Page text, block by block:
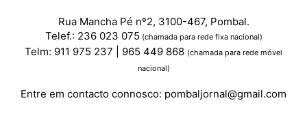
Rua Mancha Pé nº2, 3100-467, Pombal.
Telef.: 236 023 075 (chamada para rede fixa nacional)
Telm: 911 975 237 | 965 449 868 (chamada para rede móvel
nacional)
Entre em contacto connosco: pombaljornal@gmail.com